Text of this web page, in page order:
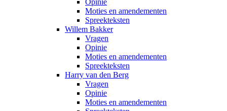
Opinie
Moties en amendementen
Spreekteksten
Willem Bakker
Vragen
Opinie
Moties en amendementen
Spreekteksten
Harry van den Berg
Vragen
Opinie
Moties en amendementen